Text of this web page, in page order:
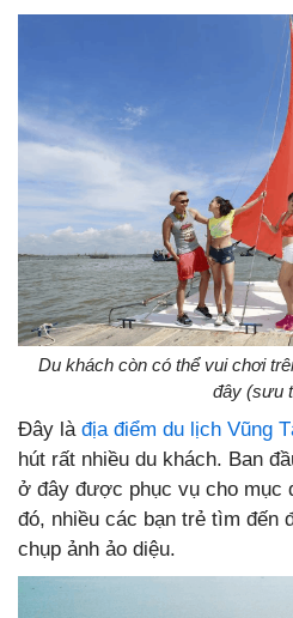
Du khách còn có thể vui chơi
đây (sưu
Đây là địa điểm du lịch Vũng
hút rất nhiều du khách. Ban
ở đây được phục vụ cho mục
đó, nhiều các bạn trẻ tìm đến
chụp ảnh ảo diệu.